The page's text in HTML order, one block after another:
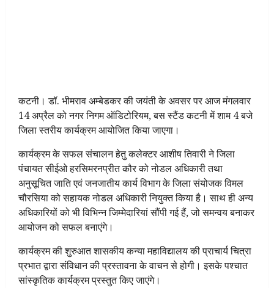
कटनी। डॉ. भीमराव अम्बेडकर की जयंती के अवसर पर आज मंगलवार
14 अप्रैल को नगर निगम ऑडिटोरियम, बस स्टैंड कटनी में शाम 4 बजे
जिला स्तरीय कार्यक्रम आयोजित किया जाएगा।
कार्यक्रम के सफल संचालन हेतु कलेक्टर आशीष तिवारी ने जिला
पंचायत सीईओ हरसिमरनप्रीत कौर को नोडल अधिकारी तथा
अनुसूचित जाति एवं जनजातीय कार्य विभाग के जिला संयोजक विमल
चौरसिया को सहायक नोडल अधिकारी नियुक्त किया है। साथ ही अन्य
अधिकारियों को भी विभिन्न जिम्मेदारियां सौंपी गई हैं, जो समन्वय बनाकर
आयोजन को सफल बनाएंगे।
कार्यक्रम की शुरुआत शासकीय कन्या महाविद्यालय की प्राचार्य चित्रा
प्रभात द्वारा संविधान की प्रस्तावना के वाचन से होगी। इसके पश्चात
सांस्कृतिक कार्यक्रम प्रस्तुत किए जाएंगे।